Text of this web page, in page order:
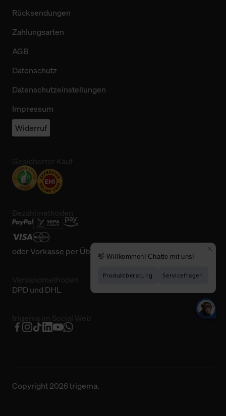
Rücksendungen
Zahlungsarten
AGB
Datenschutz
Datenschutzeinstellungen
Impressum
Widerruf
oderVorkasse per Überweisung
DPD und DHL
Copyright 2026 trigema.